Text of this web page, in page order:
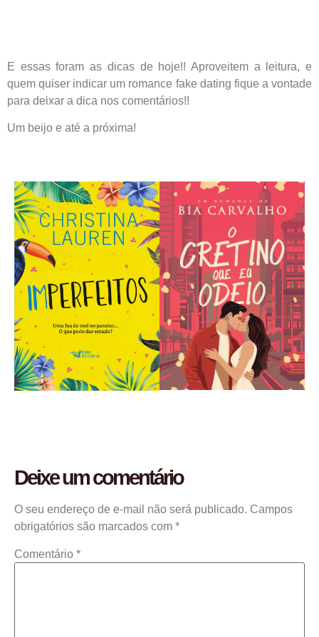
E essas foram as dicas de hoje!! Aproveitem a leitura, e
quem quiser indicar um romance fake dating fique a vontade
para deixar a dica nos comentários!!
Um beijo e até a próxima!
Deixe um comentário
O seu endereço de e-mail não será publicado. Campos
obrigatórios são marcados com *
Comentário *